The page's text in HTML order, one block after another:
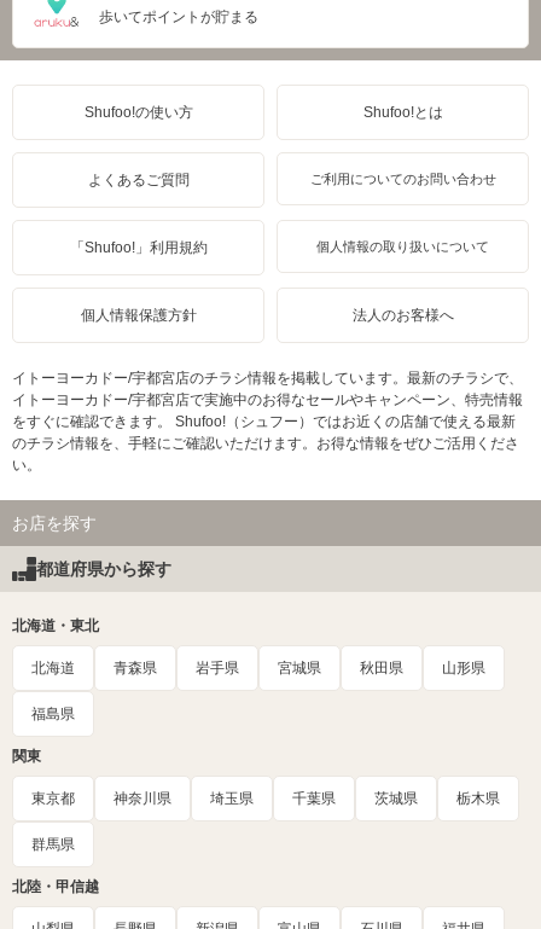
歩いてポイントが貯まる
Shufoo!の使い方 Shufoo!とは
よくあるご質問 ご利用についてのお問い合わせ
「Shufoo!」利用規約 個人情報の取り扱いについて
個人情報保護方針 法人のお客様へ
イトーヨーカドー/宇都宮店のチラシ情報を掲載しています。最新のチラシで、
イトーヨーカドー/宇都宮店で実施中のお得なセールやキャンペーン、特売情報
をすぐに確認できます。 Shufoo!（シュフー）ではお近くの店舗で使える最新
のチラシ情報を、手軽にご確認いただけます。お得な情報をぜひご活用くださ
い。
お店を探す
都道府県から探す
北海道・東北
北海道 青森県 岩手県 宮城県 秋田県 山形県
福島県
関東
東京都 神奈川県 埼玉県 千葉県 茨城県 栃木県
群馬県
北陸・甲信越